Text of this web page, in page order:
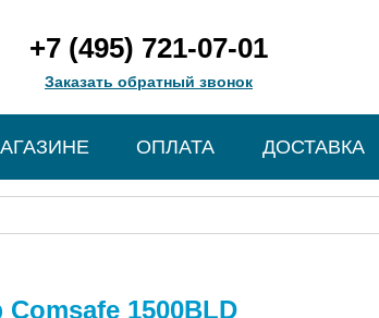
+7 (495) 721-07-01
Заказать обратный звонок
ОПЛАТА ДОСТАВКА
1500BLD